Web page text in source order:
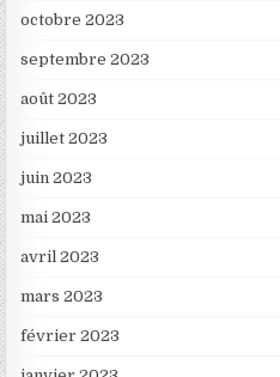
octobre 2023
septembre 2023
août 2023
juillet 2023
juin 2023
mai 2023
avril 2023
mars 2023
février 2023